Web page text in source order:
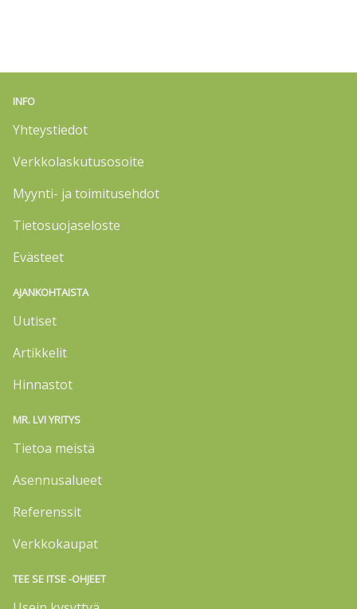
INFO
Yhteystiedot
Verkkolaskutusosoite
Myynti- ja toimitusehdot
Tietosuojaseloste
Evästeet
AJANKOHTAISTA
Uutiset
Artikkelit
Hinnastot
MR. LVI YRITYS
Tietoa meistä
Asennusalueet
Referenssit
Verkkokaupat
TEE SE ITSE -OHJEET